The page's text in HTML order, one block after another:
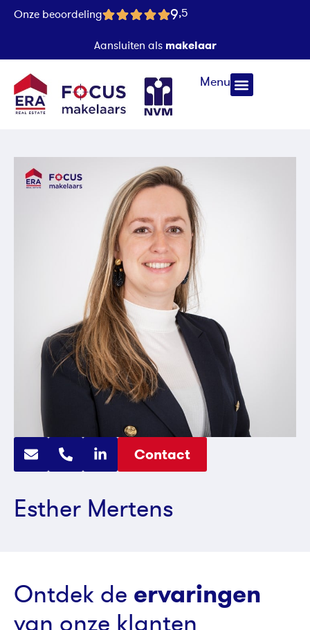
Onze beoordeling 9,5
Aansluiten als makelaar
Menu
Contact
Esther Mertens
Ontdek de ervaringen
van onze klanten